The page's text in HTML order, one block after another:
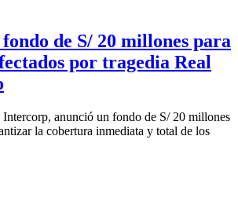
de S/ 20 millones para
por tragedia Real
anunció un fondo de S/ 20 millones
la cobertura inmediata y total de los